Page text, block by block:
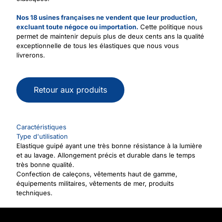
Nos 18 usines françaises ne vendent que leur production,
excluant toute négoce ou importation. Cette politique nous
permet de maintenir depuis plus de deux cents ans la qualité
exceptionnelle de tous les élastiques que nous vous
livrerons.
Retour aux produits
Caractéristiques
Type d'utilisation
Elastique guipé ayant une très bonne résistance à la lumière
et au lavage. Allongement précis et durable dans le temps
très bonne qualité.
Confection de caleçons, vêtements haut de gamme,
équipements militaires, vêtements de mer, produits
techniques.